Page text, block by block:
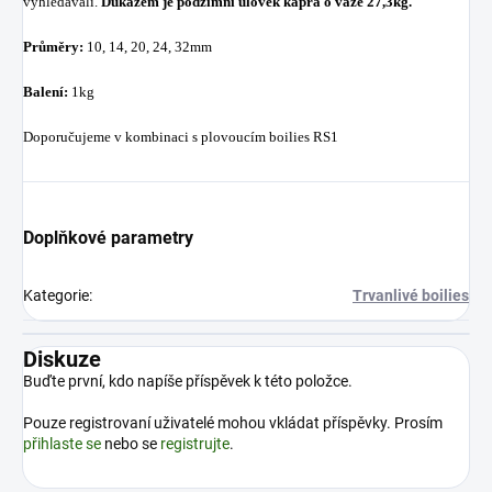
Průměry: 10, 14, 20, 24, 32mm
Balení: 1kg
Doporučujeme v kombinaci s plovoucím boilies RS1
Doplňkové parametry
Kategorie: Trvanlivé boilies
Diskuze
Buďte první, kdo napíše příspěvek k této položce.
Pouze registrovaní uživatelé mohou vkládat příspěvky. Prosím
přihlaste se nebo se registrujte.